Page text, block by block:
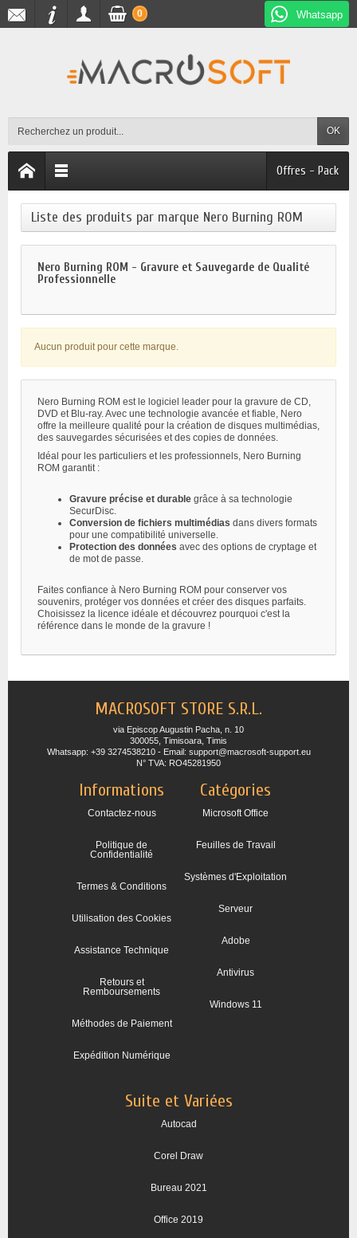
Whatsapp
OK
0
Offres - Pack
Liste des produits par marque Nero Burning ROM
Nero Burning ROM - Gravure et Sauvegarde de Qualité
Professionnelle
Aucun produit pour cette marque.
Nero Burning ROM est le logiciel leader pour la gravure de CD,
DVD et Blu-ray. Avec une technologie avancée et fiable, Nero
offre la meilleure qualité pour la création de disques multimédias,
des sauvegardes sécurisées et des copies de données.
Idéal pour les particuliers et les professionnels, Nero Burning
ROM garantit :
Gravure précise et durable grâce à sa technologie
SecurDisc.
Conversion de fichiers multimédias dans divers formats
pour une compatibilité universelle.
Protection des données avec des options de cryptage et
de mot de passe.
Faites confiance à Nero Burning ROM pour conserver vos
souvenirs, protéger vos données et créer des disques parfaits.
Choisissez la licence idéale et découvrez pourquoi c'est la
référence dans le monde de la gravure !
MACROSOFT STORE S.R.L.
via Episcop Augustin Pacha, n. 10
300055, Timisoara, Timis
Whatsapp: +39 3274538210 - Email: support@macrosoft-support.eu
N° TVA: RO45281950
Informations
Contactez-nous
Politique de
Confidentialité
Termes & Conditions
Utilisation des Cookies
Assistance Technique
Retours et
Remboursements
Méthodes de Paiement
Expédition Numérique
Catégories
Microsoft Office
Feuilles de Travail
Systèmes d'Exploitation
Serveur
Adobe
Antivirus
Windows 11
Suite et Variées
Autocad
Corel Draw
Bureau 2021
Office 2019